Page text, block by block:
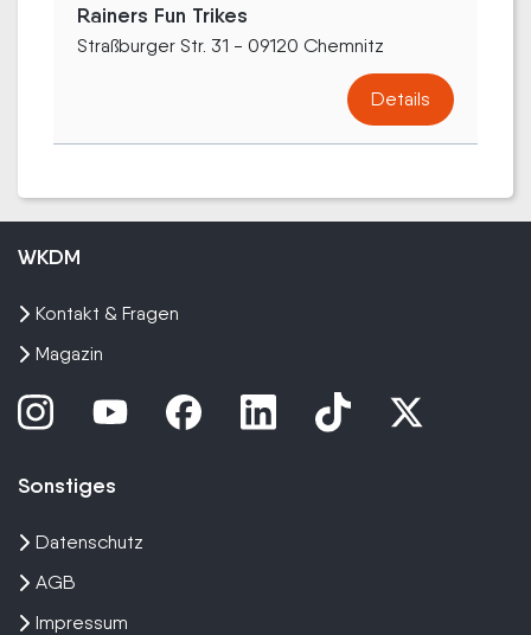
Rainers Fun Trikes
Straßburger Str. 31 - 09120 Chemnitz
Details
WKDM
Kontakt & Fragen
Magazin
Sonstiges
Datenschutz
AGB
Impressum